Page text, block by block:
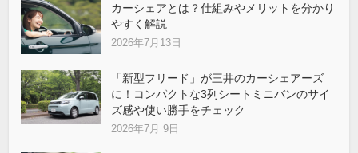
カーシェアとは？仕組みやメリットを分かり
やすく解説
2026年7月13日
「新型フリード」が三井のカーシェアーズ
に！コンパクトな3列シートミニバンのサイ
ズ感や使い勝手をチェック
2026年7月 9日